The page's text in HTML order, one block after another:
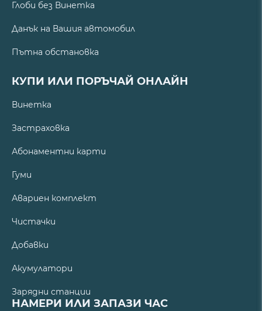
Глоби без Винетка
Данък на Вашия автомобил
Пътна обстановка
КУПИ ИЛИ ПОРЪЧАЙ ОНЛАЙН
Винетка
Застраховка
Абонаментни карти
Гуми
Авариен комплект
Чистачки
Добавки
Акумулатори
Зарядни станции
НАМЕРИ ИЛИ ЗАПАЗИ ЧАС